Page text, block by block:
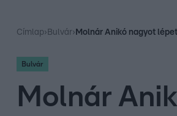
Címlap› Bulvár› Molnár Anikó nagyot
Bulvár
Molnár